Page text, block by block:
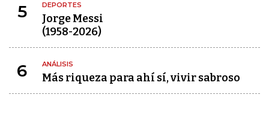
5 DEPORTES
Jorge Messi
(1958-2026)
6 ANÁLISIS
Más riqueza para ahí sí, vivir sabroso